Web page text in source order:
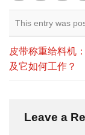
This entry was
皮带称重给料机
及它如何工作？
Leave a